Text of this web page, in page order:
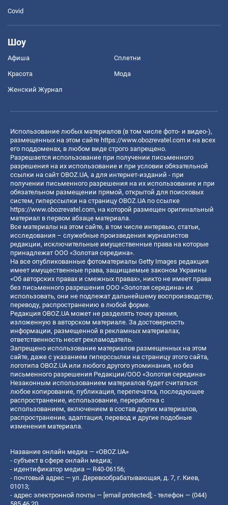
Covid
Шоу
Афиша Сплетни
Красота Мода
Женский Журнал
Использование любых материалов (в том числе фото- и видео-),
размещенных на этом сайте https://www.obozrevatel.com и на всех
его поддоменах, в любом виде строго запрещено.
Разрешается использование при получении письменного
разрешения на их использование и при условии обязательной
ссылки на сайт OBOZ.UA, а для интернет-изданий - при
получении письменного разрешения на их использование и при
обязательном размещении прямой, открытой для поисковых
систем, гиперссылки на страницу OBOZ.UA по ссылке
https://www.obozrevatel.com, на которой размещен оригинальный
материал в первом абзаце материала.
Все материалы на этом сайте, в том числе интервью, статьи,
исследования – служебные произведения журналистов
редакции, исключительные имущественные права на которые
принадлежат ООО «Золотая середина».
На все опубликованные фотоматериалы Getty Images редакция
имеет имущественные права, защищаемые законом Украины
«Об авторских правах и смежных правах», никто не имеет права
без письменного разрешения ООО «Золотая середина» их
использовать, они не подлежат дальнейшему воспроизводству,
переводу, распространению в любой форме.
Редакция OBOZ.UA может не разделять точку зрения,
изложенную в авторском материале. За достоверность
информации, размещенной в рекламных материалах,
ответственность несет рекламодатель.
Запрещено использование материалов размещенных на этом
сайте, даже с указанием гиперссылки на страницу этого сайта,
логотипа OBOZ.UA или любого другого упоминания, но без
письменного разрешения Редакции/ООО «Золотая середина»
Незаконным использованием материалов будет считаться:
любое копирование, публикация, перепечатка, последующее
распространение, использование, переработка с
использованием, включением в состав других материалов,
распространение, адаптация, перевод и другие подобные
изменения материала.
Название онлайн медиа — «OBOZ.UA»
- субъект в сфере онлайн медиа;
- идентификатор медиа — R40-06156;
- почтовый адрес — ул. Деревообрабатывающая, д. 7, г. Киев,
01013;
- адрес электронной почты — [email protected] ; - телефон — (044)